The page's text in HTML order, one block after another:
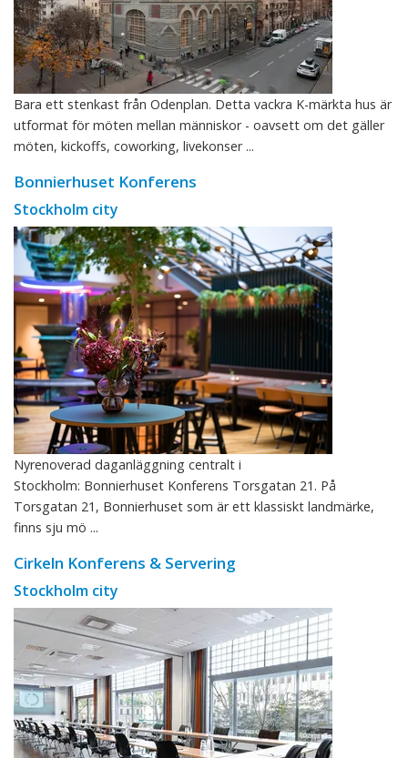
Bara ett stenkast från Odenplan. Detta vackra K-märkta hus är
utformat för möten mellan människor - oavsett om det gäller
möten, kickoffs, coworking, livekonser ...
Bonnierhuset Konferens
Stockholm city
Nyrenoverad daganläggning centralt i
Stockholm: Bonnierhuset Konferens Torsgatan 21. På
Torsgatan 21, Bonnierhuset som är ett klassiskt landmärke,
finns sju mö ...
Cirkeln Konferens & Servering
Stockholm city